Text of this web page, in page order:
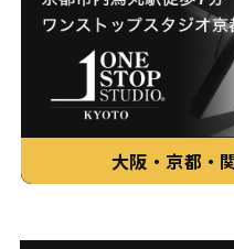
大阪・京都・